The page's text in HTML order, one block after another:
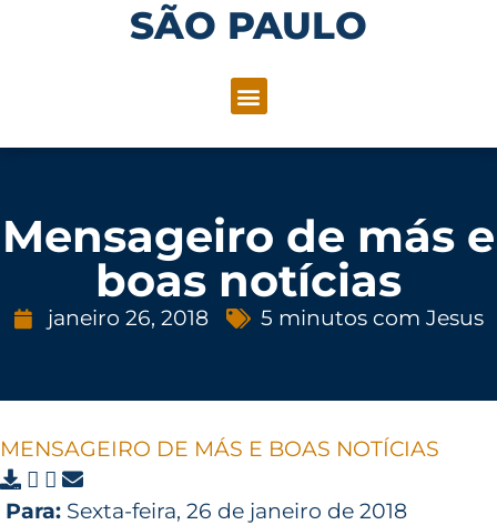
SÃO PAULO
Mensageiro de más e
boas notícias
janeiro 26, 2018 5 minutos com Jesus
MENSAGEIRO DE MÁS E BOAS NOTÍCIAS
Para: Sexta-feira, 26 de janeiro de 2018